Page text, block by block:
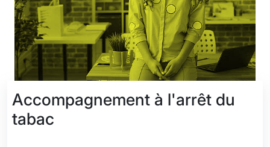
Accompagnement à l'arrêt du
tabac